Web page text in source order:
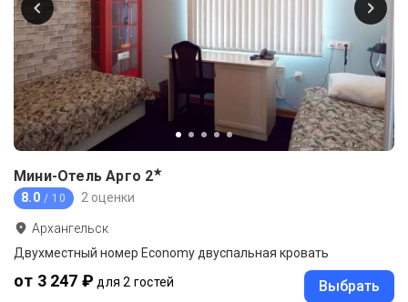
Мини-Отель Арго 2★
8.0 / 10 2 оценки
Архангельск
Двухместный номер Economy двуспальная кровать
от 3 247 ₽ для 2 гостей Выбрать